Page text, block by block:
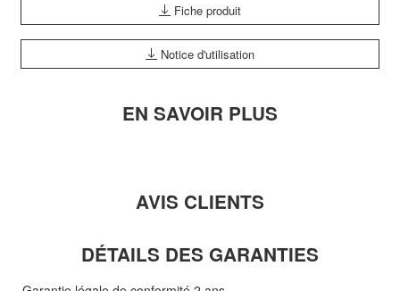
Fiche produit
Notice d'utilisation
EN SAVOIR PLUS
AVIS CLIENTS
DÉTAILS DES GARANTIES